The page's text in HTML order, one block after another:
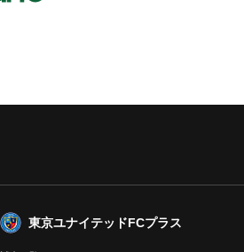
東京ユナイテッドFCプラス